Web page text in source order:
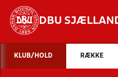
DBU
KLUB/HOLD RÆKKE